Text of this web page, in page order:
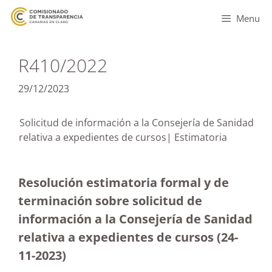
Menu
R410/2022
29/12/2023
Solicitud de información a la Consejería de Sanidad
relativa a expedientes de cursos| Estimatoria
Resolución estimatoria formal y de
terminación sobre solicitud de
información a la Consejería de Sanidad
relativa a expedientes de cursos (24-
11-2023)